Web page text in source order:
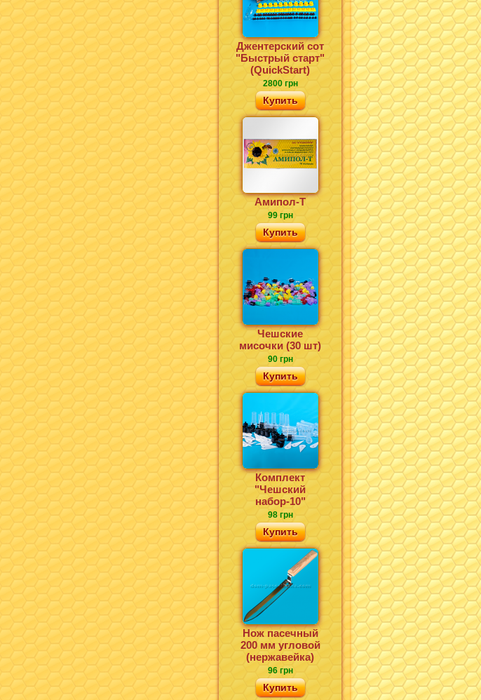
Джентерский сот
"Быстрый старт"
(QuickStart)
2800 грн
Купить
Амипол-Т
99 грн
Купить
Чешские
мисочки (30 шт)
90 грн
Купить
Комплект
"Чешский
набор-10"
98 грн
Купить
Нож пасечный
200 мм угловой
(нержавейка)
96 грн
Купить